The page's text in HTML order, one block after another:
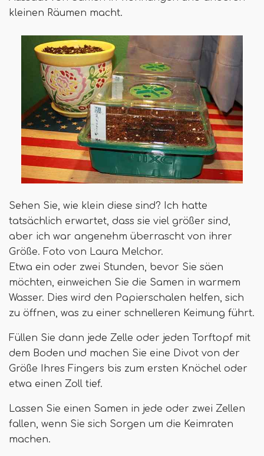
kleinen Räumen macht.
Sehen Sie, wie klein diese sind? Ich hatte
tatsächlich erwartet, dass sie viel größer sind,
aber ich war angenehm überrascht von ihrer
Größe. Foto von Laura Melchor.
Etwa ein oder zwei Stunden, bevor Sie säen
möchten, einweichen Sie die Samen in warmem
Wasser. Dies wird den Papierschalen helfen, sich
zu öffnen, was zu einer schnelleren Keimung führt.
Füllen Sie dann jede Zelle oder jeden Torftopf mit
dem Boden und machen Sie eine Divot von der
Größe Ihres Fingers bis zum ersten Knöchel oder
etwa einen Zoll tief.
Lassen Sie einen Samen in jede oder zwei Zellen
fallen, wenn Sie sich Sorgen um die Keimraten
machen.